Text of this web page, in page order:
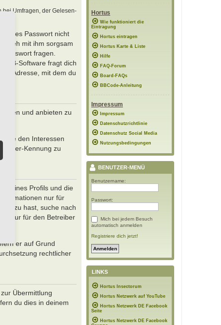
bei Umfragen, der Gelesen-
Passwort nicht
geh mit ihm sorgsam
fragen.
Software fragt dich
Adresse, mit dem du
und anbieten zu
den Interessen
Kennung zu
deines Profils und die
nur für
dazu hast, suche nach
nur für den Betreiber
er auf Grund
rechtlicher
Übermittlung
du dies in deinem
Hortus
Wie funktioniert die
Eintragung
Hortus eintragen
Hortus Karte & Liste
Hilfe
FAQ-Forum
Board-FAQs
BBCode-Anleitung
Impressum
Impressum
Datenschutzrichtlinie
Datenschutz Social Media
Nutzungsbedingungen
BENUTZER-MENÜ
Benutzername:
Passwort:
Mich bei jedem Besuch
automatisch anmelden
Registriere dich jetzt!
LINKS
Hortus Insectorum
Hortus Netzwerk auf YouTube
Hortus Netzwerk DE Facebook
Seite
Hortus Netzwerk DE Facebook